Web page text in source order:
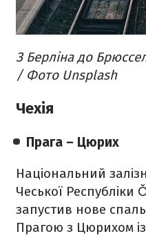
З Берліна до
/ Фото Unsplash
Чехія
Прага – Цюрих
Національний
Чеської Республіки
запустив нове
Прагою з Цюрихом